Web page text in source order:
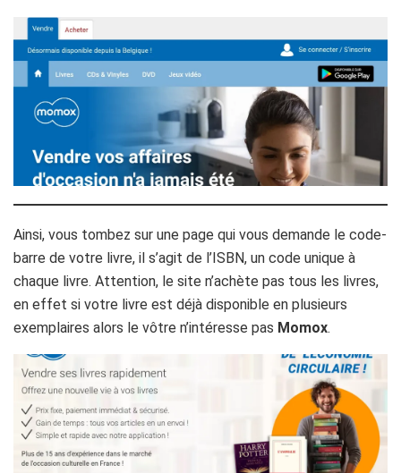
Ainsi, vous tombez sur une page qui vous demande le code-
barre de votre livre, il s’agit de l’ISBN, un code unique à
chaque livre. Attention, le site n’achète pas tous les livres,
en effet si votre livre est déjà disponible en plusieurs
exemplaires alors le vôtre n’intéresse pas Momox.